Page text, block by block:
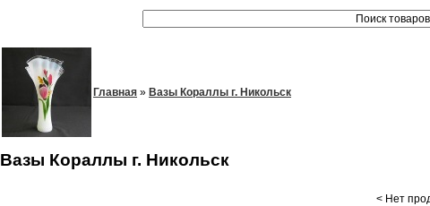
Главная » Вазы Кораллы г. Никольск
Вазы Кораллы г. Никольск
< Нет